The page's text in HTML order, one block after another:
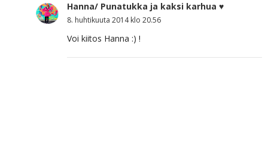
Hanna/ Punatukka ja kaksi karhua ♥
8. huhtikuuta 2014 klo 20.56
Voi kiitos Hanna :) !